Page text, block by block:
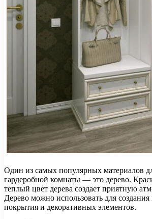
Один из самых популярных материалов
гардеробной комнаты — это дерево.
теплый цвет дерева создает приятную
Дерево можно использовать для
покрытия и декоративных элементов.